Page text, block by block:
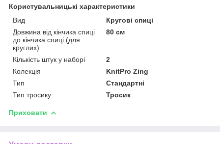
Користувальницькі характеристики
Вид
Кругові спиці
Довжина від кінчика спиці
до кінчика спиці (для
круглих)
80 см
Кількість штук у наборі
2
Колекція
KnitPro Zing
Тип
Стандартні
Тип тросику
Тросик
Приховати